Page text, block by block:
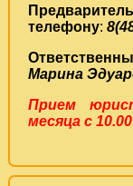
телефону:
Марина
Прием
месяца с